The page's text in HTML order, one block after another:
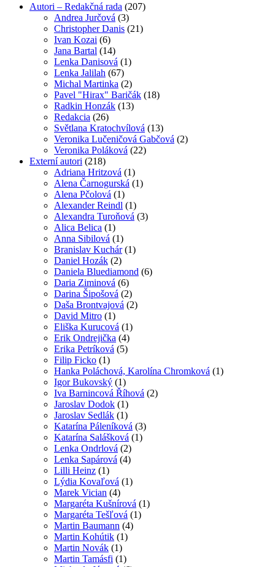
Autori – Redakčná rada (207)
Andrea Jurčová (3)
Christopher Danis (21)
Ivan Kozai (6)
Jana Bartal (14)
Lenka Danisová (1)
Lenka Jalilah (67)
Michal Martinka (2)
Pavel "Hirax" Baričák (18)
Radkin Honzák (13)
Redakcia (26)
Světlana Kratochvílová (13)
Veronika Lučeničová Gabčová (2)
Veronika Poláková (22)
Externí autori (218)
Adriana Hritzová (1)
Alena Čarnogurská (1)
Alena Pčolová (1)
Alexander Reindl (1)
Alexandra Turoňová (3)
Alica Belica (1)
Anna Sibilová (1)
Branislav Kuchár(1)
Daniel Hozák (2)
Daniela Bluediamond (6)
Daria Ziminová (6)
Darina Šipošová (2)
Daša Brontvajová (2)
David Mitro (1)
Eliška Kurucová (1)
Erik Ondrejička (4)
Erika Petríková (5)
Filip Ficko (1)
Hanka Poláchová, Karolína Chromková (1)
Igor Bukovský (1)
Iva Barnincová Říhová (2)
Jaroslav Dodok (1)
Jaroslav Sedlák (1)
Katarína Páleníková (3)
Katarína Salášková (1)
Lenka Ondrlová (2)
Lenka Sapárová (4)
Lilli Heinz (1)
Lýdia Kovaľová (1)
Marek Vician (4)
Margaréta Kušnírová (1)
Margaréta Tešľová (1)
Martin Baumann (4)
Martin Kohútik (1)
Martin Novák (1)
Martin Tamásfi (1)